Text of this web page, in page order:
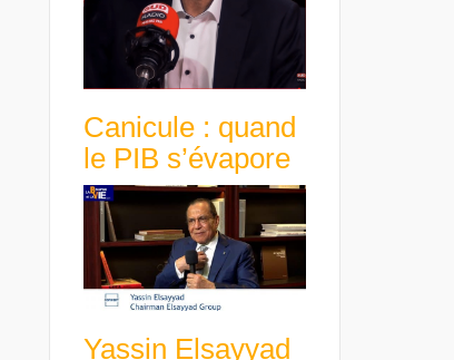
Canicule : quand
le PIB s’évapore
Yassin Elsayyad